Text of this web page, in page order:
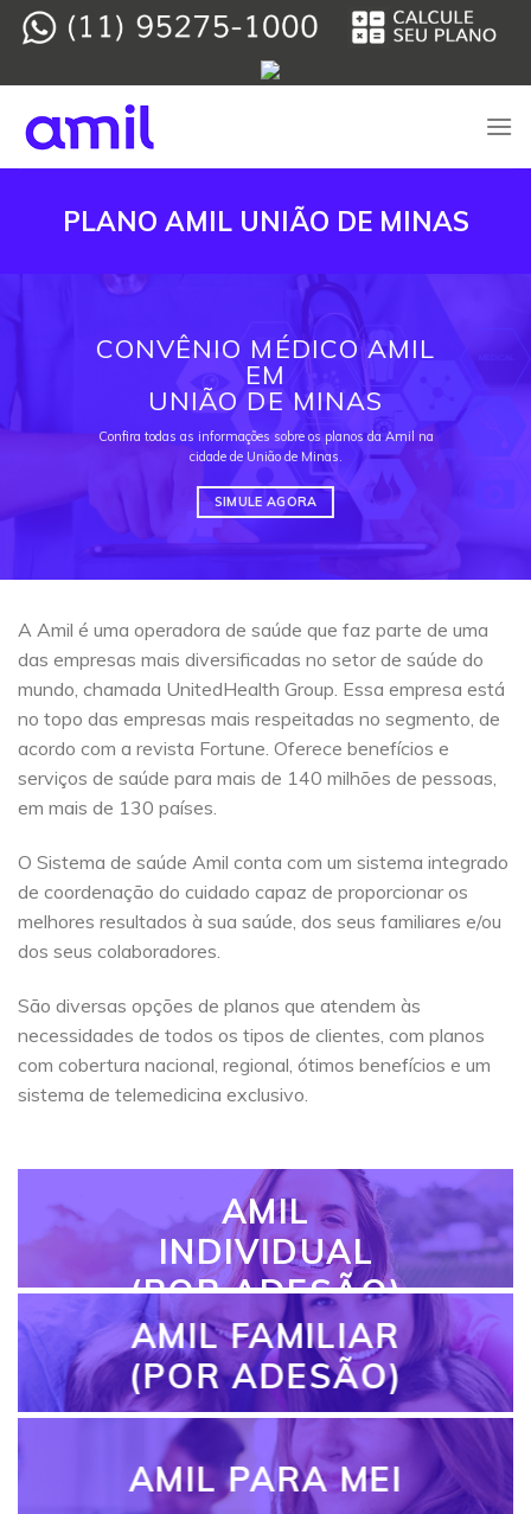
Skip
PLANO AMIL UNIÃO DE MINAS
CONVÊNIO MÉDICO AMIL
EM
UNIÃO DE MINAS
Confira todas as informações sobre os planos da Amil na
cidade de União de Minas.
SIMULE AGORA
A Amil é uma operadora de saúde que faz parte de uma
das empresas mais diversificadas no setor de saúde do
mundo, chamada UnitedHealth Group. Essa empresa está
no topo das empresas mais respeitadas no segmento, de
acordo com a revista Fortune. Oferece benefícios e
serviços de saúde para mais de 140 milhões de pessoas,
em mais de 130 países.
O Sistema de saúde Amil conta com um sistema integrado
de coordenação do cuidado capaz de proporcionar os
melhores resultados à sua saúde, dos seus familiares e/ou
dos seus colaboradores.
São diversas opções de planos que atendem às
necessidades de todos os tipos de clientes, com planos
com cobertura nacional, regional, ótimos benefícios e um
sistema de telemedicina exclusivo.
AMIL
INDIVIDUAL
(POR ADESÃO)
AMIL FAMILIAR
(POR ADESÃO)
AMIL PARA MEI